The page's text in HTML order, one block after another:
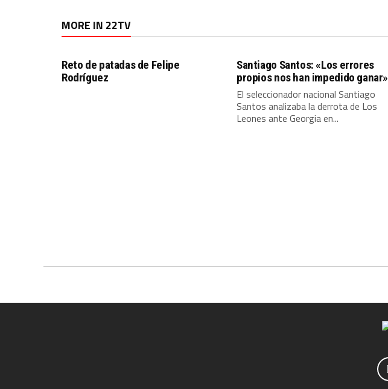
MORE IN 22TV
Reto de patadas de Felipe
Rodríguez
Santiago Santos: «Los errores
propios nos han impedido ganar»
El seleccionador nacional Santiago
Santos analizaba la derrota de Los
Leones ante Georgia en...